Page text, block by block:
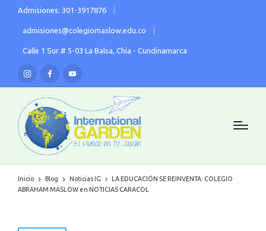
Admisiones: 301-3917876
admisiones@colegiomaslow.edu.co
Calle 1 Sur # 5-03 La Balsa, Chía - Cundinamarca
Inicio Blog Noticias IG
LA EDUCACIÓN SE REINVENTA: COLEGIO
ABRAHAM MASLOW en NOTICIAS CARACOL